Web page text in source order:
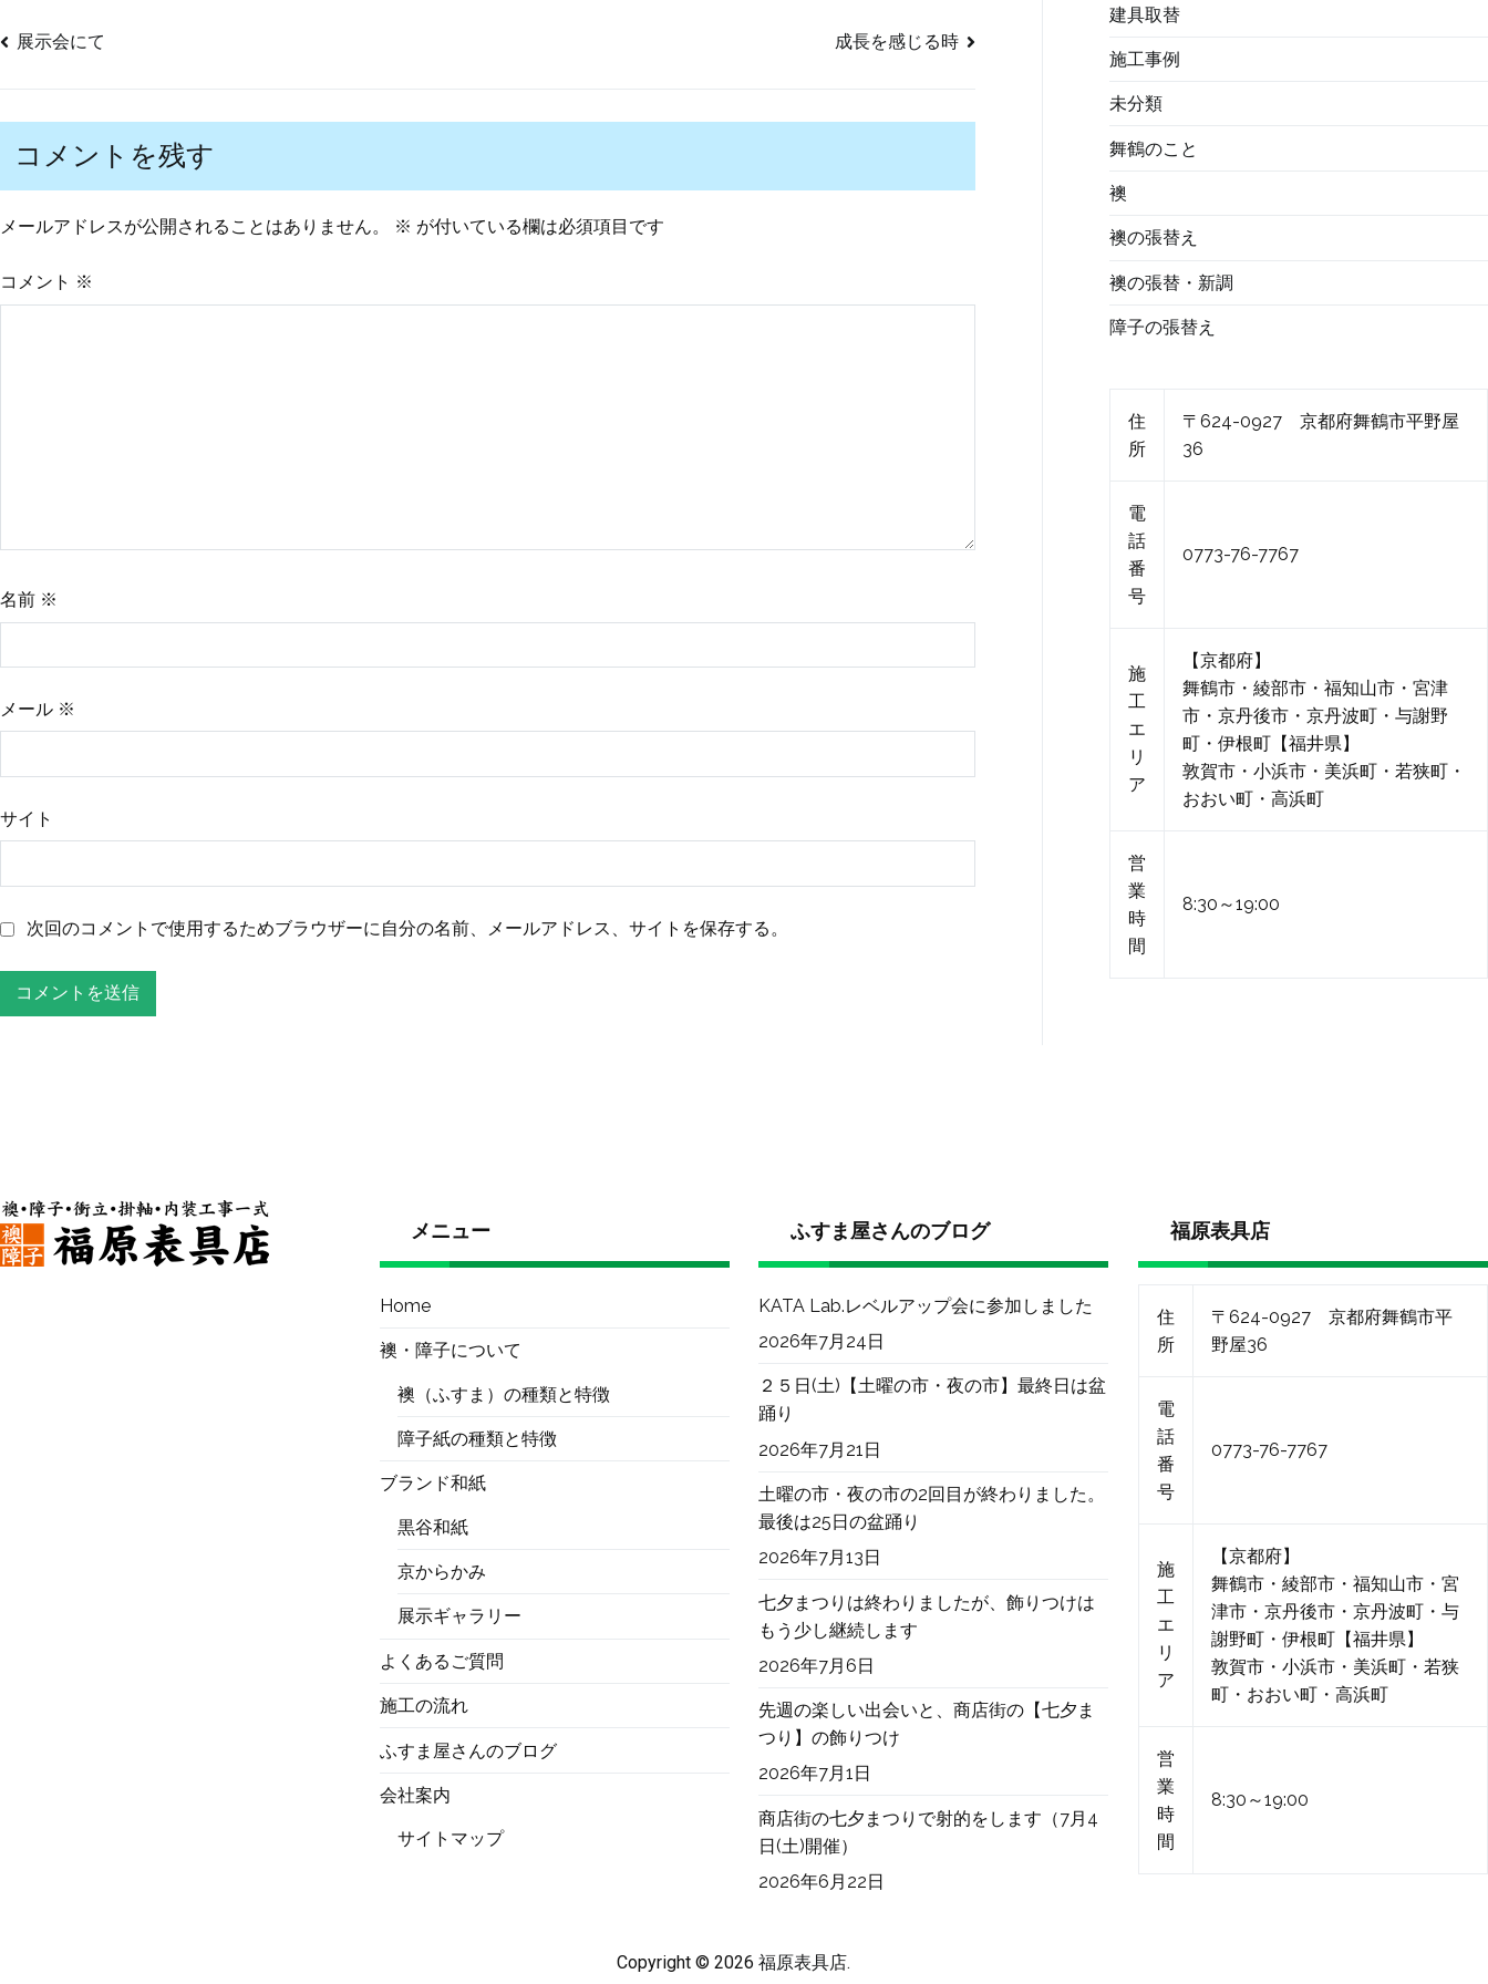
投
稿
ナ
ビ
ョ
ン
展示会にて 成長を感じる時
コメントを残す
メールアドレスが公開されることはありません。 ※ が付いている欄は必須項目です
コメント ※
名前 ※
メール ※
サイト
次回のコメントで使用するためブラウザーに自分の名前、メールアドレス、サイトを保存する。
建具取替
施工事例
未分類
舞鶴のこと
襖
襖の張替え
襖の張替・新調
障子の張替え
住
所
〒624-0927 京都府舞鶴市平野屋
36
電
話
番
号
0773-76-7767
施
工
エ
リ
ア
【京都府】
舞鶴市・綾部市・福知山市・宮津
市・京丹後市・京丹波町・与謝野
町・伊根町【福井県】
敦賀市・小浜市・美浜町・若狭町・
おおい町・高浜町
営
業
時
間
8:30～19:00
メニュー
Home
襖・障子について
襖（ふすま）の種類と特徴
障子紙の種類と特徴
ブランド和紙
黒谷和紙
京からかみ
展示ギャラリー
よくあるご質問
施工の流れ
ふすま屋さんのブログ
会社案内
サイトマップ
ふすま屋さんのブログ
KATA Lab.レベルアップ会に参加しました
2026年7月24日
２５日(土)【土曜の市・夜の市】最終日は盆
踊り
2026年7月21日
土曜の市・夜の市の2回目が終わりました。
最後は25日の盆踊り
2026年7月13日
七夕まつりは終わりましたが、飾りつけは
もう少し継続します
2026年7月6日
先週の楽しい出会いと、商店街の【七夕ま
つり】の飾りつけ
2026年7月1日
商店街の七夕まつりで射的をします（7月4
日(土)開催）
2026年6月22日
福原表具店
住
所
〒624-0927 京都府舞鶴市平
野屋36
電
話
番
号
0773-76-7767
施
工
エ
リ
ア
【京都府】
舞鶴市・綾部市・福知山市・宮
津市・京丹後市・京丹波町・与
謝野町・伊根町【福井県】
敦賀市・小浜市・美浜町・若狭
町・おおい町・高浜町
営
業
時
間
8:30～19:00
Copyright © 2026 福原表具店.